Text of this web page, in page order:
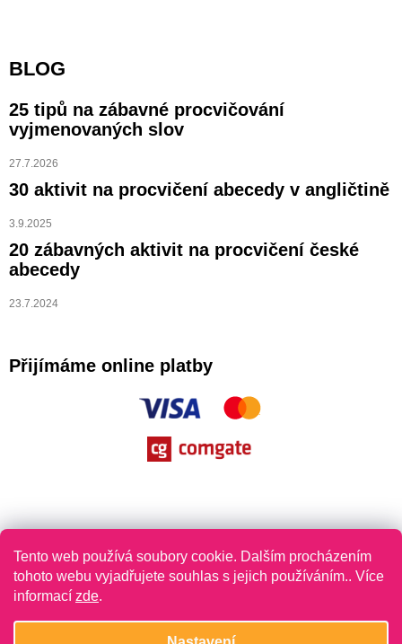
Tento web používá soubory cookie. Dalším procházením
tohoto webu vyjadřujete souhlas s jejich používáním.. Více
informací zde.
BLOG
25 tipů na zábavné procvičování
vyjmenovaných slov
27.7.2026
30 aktivit na procvičení abecedy v angličtině
3.9.2025
20 zábavných aktivit na procvičení české
abecedy
23.7.2024
Přijímáme online platby
Vytvořil Shoptet